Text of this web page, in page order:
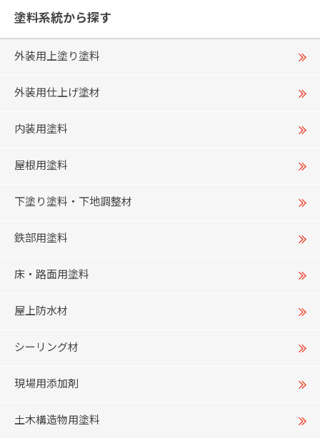
塗料系統から探す
外装用上塗り塗料
外装用仕上げ塗材
内装用塗料
屋根用塗料
下塗り塗料・下地調整材
鉄部用塗料
床・路面用塗料
屋上防水材
シーリング材
現場用添加剤
土木構造物用塗料